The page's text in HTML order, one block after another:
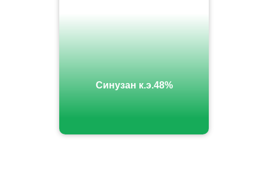
Синузан к.э.48%